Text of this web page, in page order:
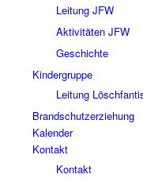
Leitung JFW
Aktivitäten JFW
Geschichte
Kindergruppe
Leitung
Brandschutzerziehung
Kalender
Kontakt
Kontakt